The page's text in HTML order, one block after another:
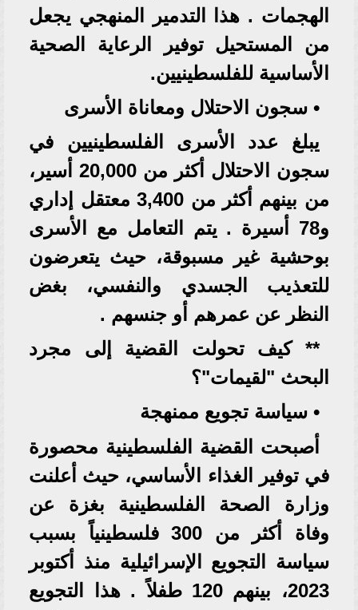
الهجمات . هذا التدمير المنهجي يجعل
من المستحيل توفير الرعاية الصحية
الأساسية للفلسطينيين.
• سجون الاحتلال ومعاناة الأسرى
يبلغ عدد الأسرى الفلسطينيين في
سجون الاحتلال أكثر من 20,000 أسير،
من بينهم أكثر من 3,400 معتقل إداري
و78 أسيرة . يتم التعامل مع الأسرى
بوحشية غير مسبوقة، حيث يتعرضون
للتعذيب الجسدي والنفسي، بغض
النظر عن عمرهم أو جنسهم .
** كيف تحولت القضية إلى مجرد
البحث "لقيمات"؟
• سياسة تجويع ممنهجة
أصبحت القضية الفلسطينية محصورة
في توفير الغذاء الأساسي، حيث أعلنت
وزارة الصحة الفلسطينية بغزة عن
وفاة أكثر من 300 فلسطينياً بسبب
سياسة التجويع الإسرائيلية منذ أكتوبر
2023، بينهم 120 طفلاً . هذا التجويع